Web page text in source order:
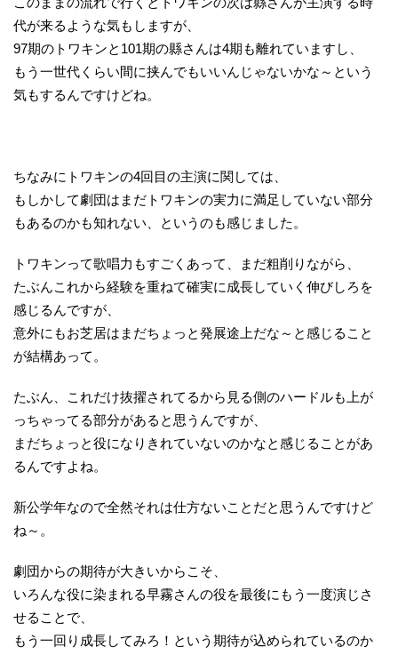
代が来るような気もしますが、
97期のトワキンと101期の縣さんは4期も離れていますし、
もう一世代くらい間に挟んでもいいんじゃないかな～という
気もするんですけどね。
ちなみにトワキンの4回目の主演に関しては、
もしかして劇団はまだトワキンの実力に満足していない部分
もあるのかも知れない、というのも感じました。
トワキンって歌唱力もすごくあって、まだ粗削りながら、
たぶんこれから経験を重ねて確実に成長していく伸びしろを
感じるんですが、
意外にもお芝居はまだちょっと発展途上だな～と感じること
が結構あって。
たぶん、これだけ抜擢されてるから見る側のハードルも上が
っちゃってる部分があると思うんですが、
まだちょっと役になりきれていないのかなと感じることがあ
るんですよね。
新公学年なので全然それは仕方ないことだと思うんですけど
ね～。
劇団からの期待が大きいからこそ、
いろんな役に染まれる早霧さんの役を最後にもう一度演じさ
せることで、
もう一回り成長してみろ！という期待が込められているのか